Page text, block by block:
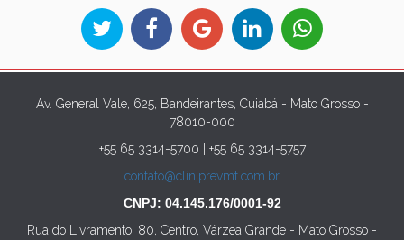
Av. General Vale, 625, Bandeirantes, Cuiabá - Mato Grosso -
78010-000
+55 65 3314-5700 | +55 65 3314-5757
contato@cliniprevmt.com.br
CNPJ: 04.145.176/0001-92
Rua do Livramento, 80, Centro, Várzea Grande - Mato Grosso -